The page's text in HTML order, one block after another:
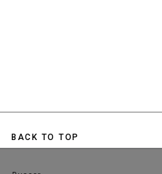
BACK TO TOP